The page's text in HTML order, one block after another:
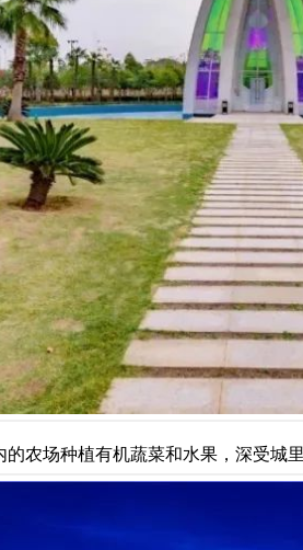
农场种植有机蔬菜和水果，深受城